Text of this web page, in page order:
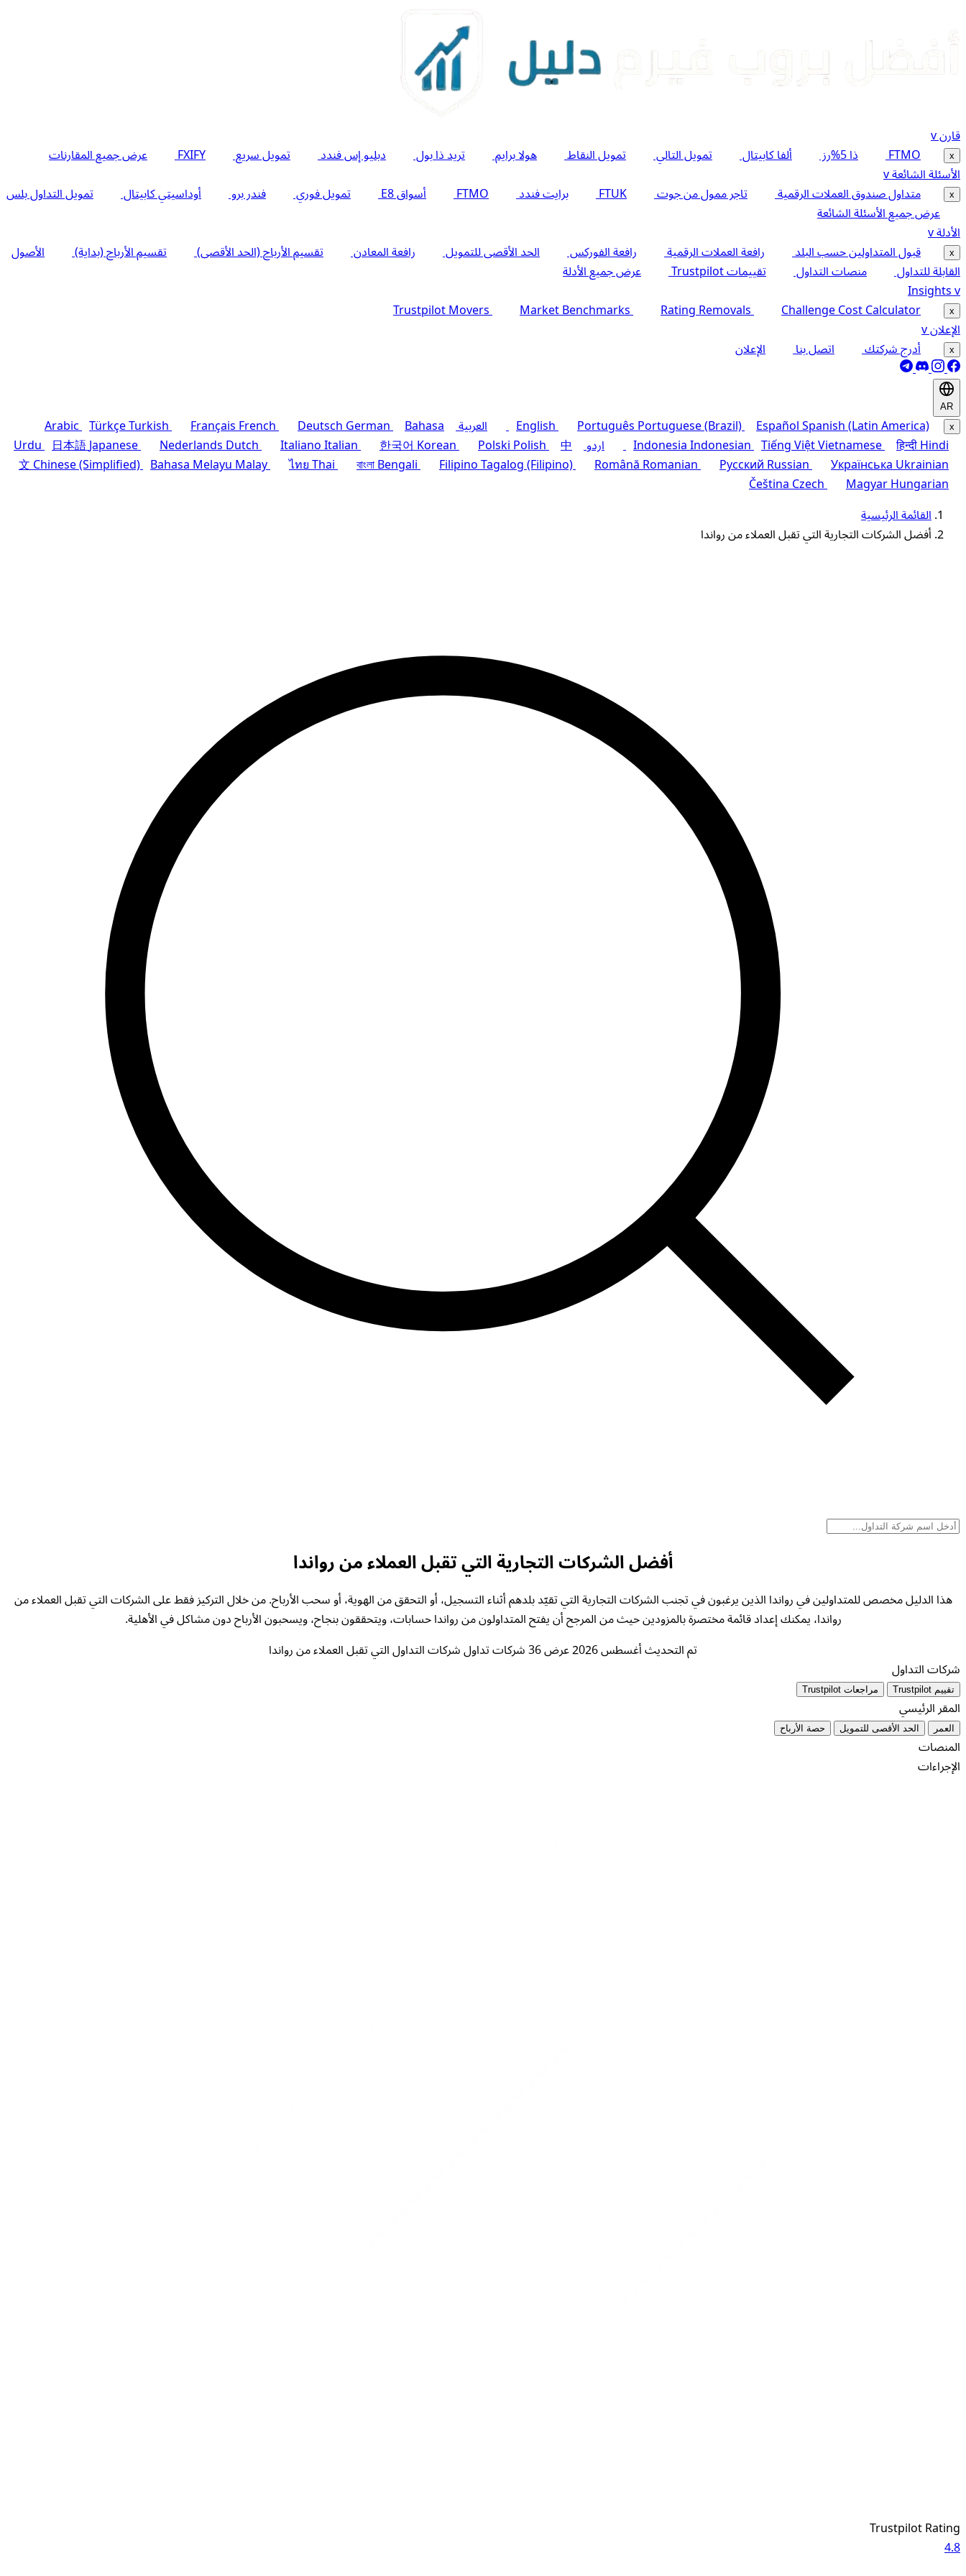
قارنv
x
FTMO ذا 5%رز ألفا كابيتال تمويل التالي تمويل النقاط هولا برايم تريد ذا بول دبليو إس فندد تمويل سريع FXIFY عرض جميع المقارنات
الأسئلة الشائعةv
x متداول صندوق العملات الرقمية تاجر ممول من جوت FTUK برايت فندد FTMO أسواق E8 تمويل فوري فندر برو أوداسيتي كابيتال تمويل التداول بلس
عرض جميع الأسئلة الشائعة
الأدلةv
x قبول المتداولين حسب البلد رافعة العملات الرقمية رافعة الفوركس الحد الأقصى للتمويل رافعة المعادن تقسيم الأرباح (الحد الأقصى) تقسيم الأرباح (بداية) الأصول
القابلة للتداول منصات التداول تقييمات Trustpilot عرض جميع الأدلة
Insightsv
x
Trustpilot Movers Market Benchmarks Rating Removals Challenge Cost Calculator
الإعلانv
x أدرج شركتك اتصل بنا الإعلان
AR
x
English PortuguêsPortuguese (Brazil) EspañolSpanish (Latin America) العربية Arabic TürkçeTurkish FrançaisFrench DeutschGerman Bahasa
IndonesiaIndonesian Tiếng ViệtVietnamese हिन्दीHindi اردو Urdu 日本語Japanese NederlandsDutch ItalianoItalian 한국어Korean PolskiPolish 中
文Chinese (Simplified) Bahasa MelayuMalay ไทยThai বাংলাBengali FilipinoTagalog (Filipino) RomânăRomanian РусскийRussian УкраїнськаUkrainian
ČeštinaCzech MagyarHungarian
القائمة الرئيسية
أفضل الشركات التجارية التي تقبل العملاء من رواندا
أفضل الشركات التجارية التي تقبل العملاء من رواندا
هذا الدليل مخصص للمتداولين في رواندا الذين يرغبون في تجنب الشركات التجارية التي تقيّد بلدهم أثناء التسجيل، أو التحقق من الهوية، أو سحب الأرباح. من خلال التركيز فقط على الشركات التي تقبل العملاء من
رواندا، يمكنك إعداد قائمة مختصرة بالمزودين حيث من المرجح أن يفتح المتداولون من رواندا حسابات، ويتحققون بنجاح، ويسحبون الأرباح دون مشاكل في الأهلية.
تم التحديث أغسطس 2026
عرض 36 شركات تداول شركات التداول التي تقبل العملاء من رواندا
شركات التداول
تقييم Trustpilot مراجعات Trustpilot
المقر الرئيسي
العمر الحد الأقصى للتمويل حصة الأرباح
المنصات
الإجراءات
Trustpilot Rating
4.8